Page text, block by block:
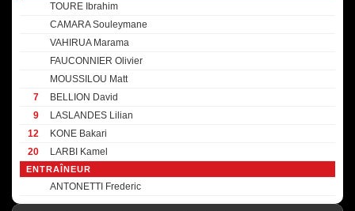
TOURE Ibrahim
CAMARA Souleymane
VAHIRUA Marama
FAUCONNIER Olivier
MOUSSILOU Matt
7
BELLION David
9
LASLANDES Lilian
12
KONE Bakari
20
LARBI Kamel
ENTRAÎNEUR
ANTONETTI Frederic